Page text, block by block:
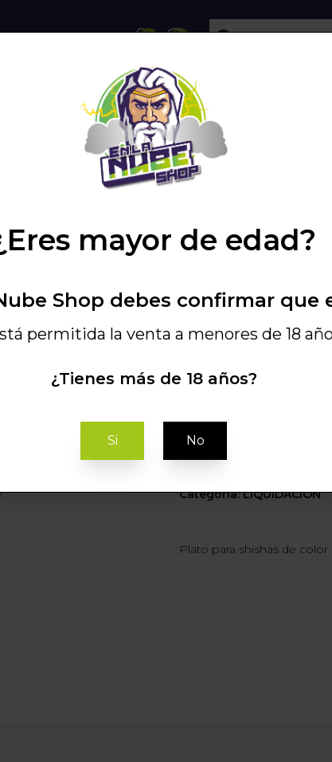
SHISHA VAPEO
/
Incluye IGIC - Ref.
PLATO
Categoria: LIQUIDACIÓN
Plato para shishas de
mayor de edad?
Shop debes confirmar que
permitida la venta a menores de 18
¿Tienes más de 18 años?
Si No